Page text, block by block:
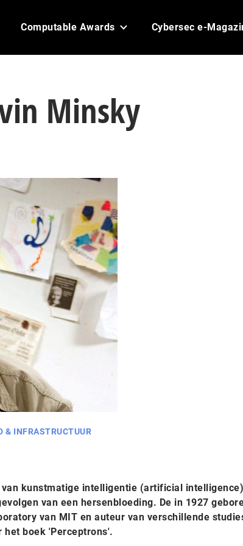
Computable Awards Cybersec e-
Minsky
& INFRASTRUCTUUR
kunstmatige intelligentie (artificial intelligence)
van een hersenbloeding. De in 1927
van MIT en auteur van verschillende
boek 'Perceptrons'.